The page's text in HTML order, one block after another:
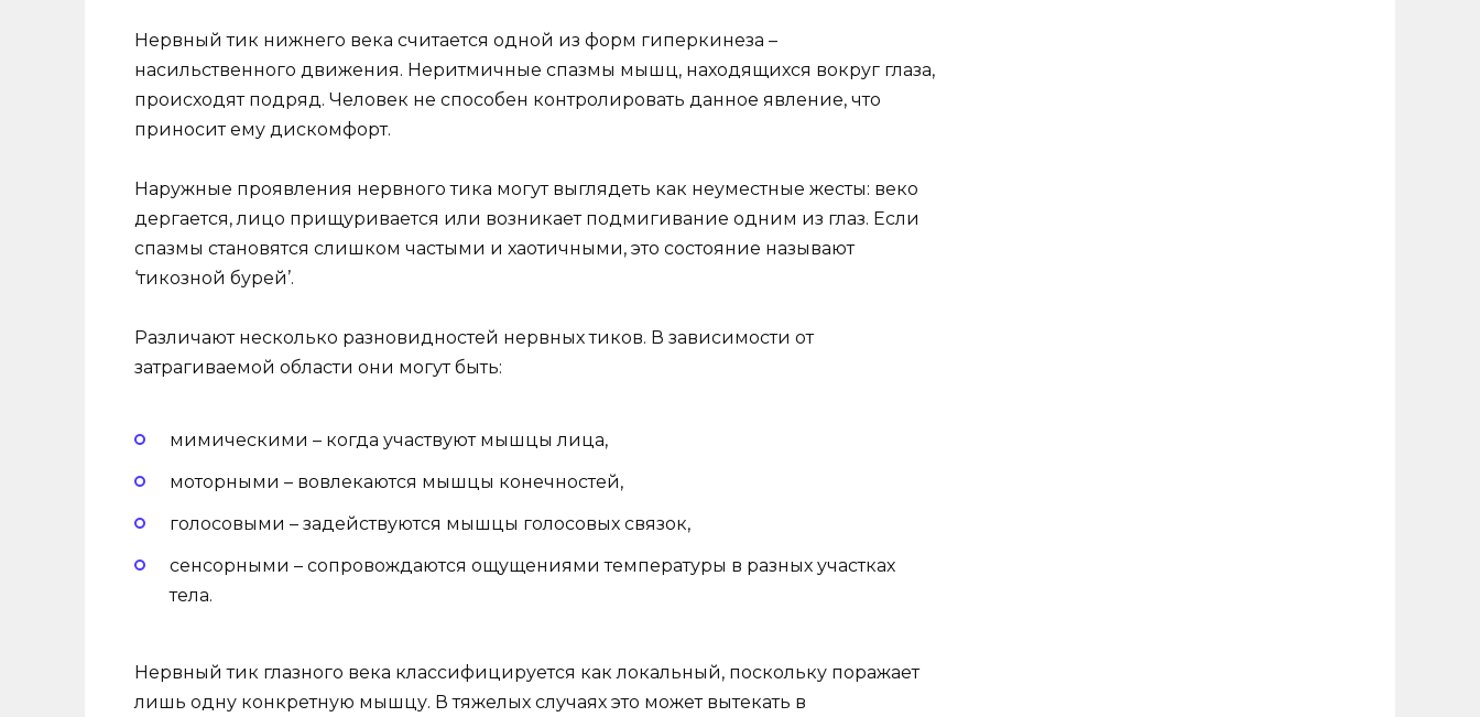
Нервный тик нижнего века считается одной из форм гиперкинеза –
насильственного движения. Неритмичные спазмы мышц, находящихся вокруг глаза,
происходят подряд. Человек не способен контролировать данное явление, что
приносит ему дискомфорт.
Наружные проявления нервного тика могут выглядеть как неуместные жесты: веко
дергается, лицо прищуривается или возникает подмигивание одним из глаз. Если
спазмы становятся слишком частыми и хаотичными, это состояние называют
‘тикозной бурей’.
Различают несколько разновидностей нервных тиков. В зависимости от
затрагиваемой области они могут быть:
мимическими – когда участвуют мышцы лица,
моторными – вовлекаются мышцы конечностей,
голосовыми – задействуются мышцы голосовых связок,
сенсорными – сопровождаются ощущениями температуры в разных участках
тела.
Нервный тик глазного века классифицируется как локальный, поскольку поражает
лишь одну конкретную мышцу. В тяжелых случаях это может вытекать в